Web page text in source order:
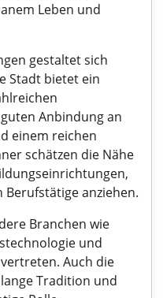
Leben und
gestaltet sich
Stadt bietet ein
Anbindung an
einem reichen
schätzen die Nähe
Berufstätige anziehen.
Branchen wie
und
Auch die
Tradition und